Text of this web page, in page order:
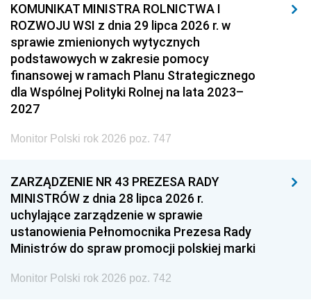
KOMUNIKAT MINISTRA ROLNICTWA I
ROZWOJU WSI z dnia 29 lipca 2026 r. w
sprawie zmienionych wytycznych
podstawowych w zakresie pomocy
finansowej w ramach Planu Strategicznego
dla Wspólnej Polityki Rolnej na lata 2023–
2027
Monitor Polski rok 2026 poz. 747
ZARZĄDZENIE NR 43 PREZESA RADY
MINISTRÓW z dnia 28 lipca 2026 r.
uchylające zarządzenie w sprawie
ustanowienia Pełnomocnika Prezesa Rady
Ministrów do spraw promocji polskiej marki
Monitor Polski rok 2026 poz. 742